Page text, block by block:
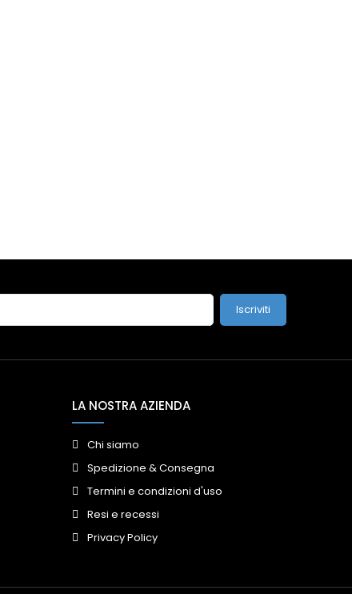
Iscriviti
LA NOSTRA AZIENDA
Chi siamo
Spedizione & Consegna
Termini e condizioni d'uso
Resi e recessi
Privacy Policy